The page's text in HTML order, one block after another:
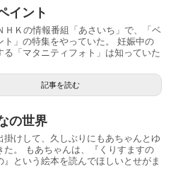
イント
ＨＫの情報番組「あさいち」で、「ベ
ト」の特集をやっていた。 妊娠中の
る「マタニティフォト」は知っていた
記事を読む
の世界
掛けして、久しぶりにもあちゃんとゆ
た。 もあちゃんは、『くりすますの
』という絵本を読んでほしいとせがま